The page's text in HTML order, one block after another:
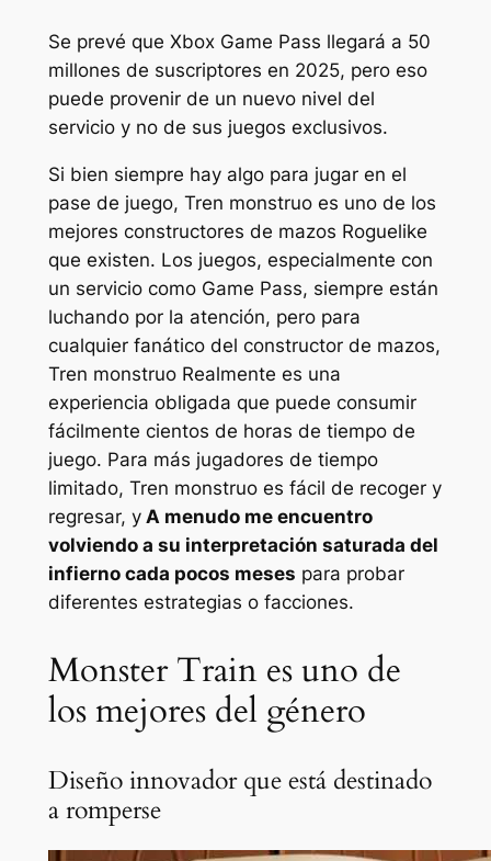
Se prevé que Xbox Game Pass llegará a 50
millones de suscriptores en 2025, pero eso
puede provenir de un nuevo nivel del
servicio y no de sus juegos exclusivos.
Si bien siempre hay algo para jugar en el
pase de juego, Tren monstruoes uno de los
mejores constructores de mazos Roguelike
que existen. Los juegos, especialmente con
un servicio como Game Pass, siempre están
luchando por la atención, pero para
cualquier fanático del constructor de mazos,
Tren monstruoRealmente es una
experiencia obligada que puede consumir
fácilmente cientos de horas de tiempo de
juego. Para más jugadores de tiempo
limitado, Tren monstruo es fácil de recoger y
regresar, yA menudo me encuentro
volviendo a su interpretación saturada del
infierno cada pocos meses para probar
diferentes estrategias o facciones.
Monster Train es uno de
los mejores del género
Diseño innovador que está destinado
a romperse